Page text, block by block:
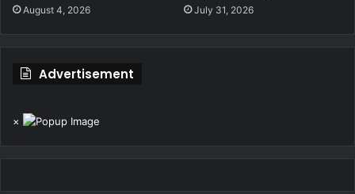
August 4, 2026 July 31, 2026
Advertisement
×